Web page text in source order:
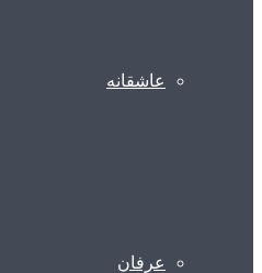
عاشقانه
عرفان